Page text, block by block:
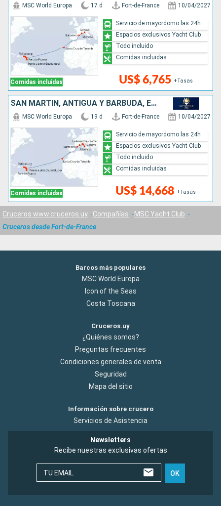
Comidas incluidas
MSC World Europa 17 d Fort-de-France 10/04/2027
US$ 6,765 +Tasas
Servicio de mayordomo las 24h
Espacios exclusivos Yacht Club
Todo incluido
Comidas incluidas
SAN MARTÍN, ANTIGUA Y BARBUDA, ESPAÑA, FRANCIA, ITALIA
Comidas incluidas
MSC World Europa 19 d Fort-de-France 10/04/2027
US$ 14,668 +Tasas
Servicio de mayordomo las 24h
Espacios exclusivos Yacht Club
Todo incluido
Comidas incluidas
Cruceros www.cruceros.uy Compañías
MSC Yacht Club
Cruceros desde Fort-de-France
Barcos más populares
MSC World Europa
Icon of the Seas
Costa Toscana
Cruceros.uy
¿Quiénes somos?
Preguntas frecuentes
Condiciones generales de venta
Seguridad
Mapa del sitio
Información sobre crucero
Servicios de Asistencia
Newsletters
Recibe nuestras exclusivas ofertas
TU EMAIL OK